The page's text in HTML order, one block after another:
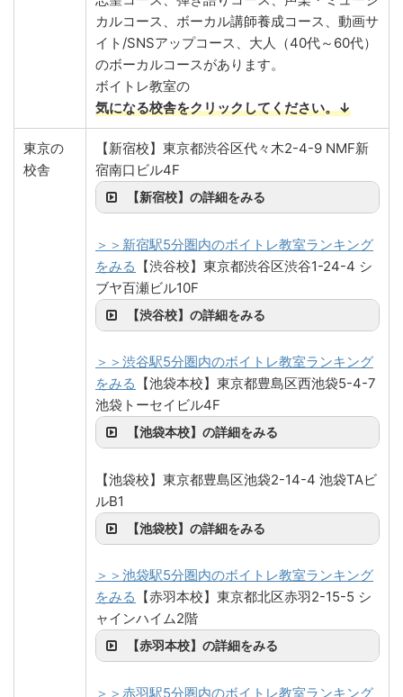
カルコース、ボーカル講師養成コース、動画サ
イト/SNSアップコース、大人（40代～60代）
のボーカルコースがあります。
ボイトレ教室の
気になる校舎をクリックしてください。↓
東京の
校舎
【新宿校】東京都渋谷区代々木2-4-9 NMF新
宿南口ビル4F
【新宿校】の詳細をみる
＞＞新宿駅5分圏内のボイトレ教室ランキング
をみる 【渋谷校】東京都渋谷区渋谷1-24-4 シ
ブヤ百瀬ビル10F
【渋谷校】の詳細をみる
＞＞渋谷駅5分圏内のボイトレ教室ランキング
をみる
【池袋本校】東京都豊島区西池袋5-4-7
池袋トーセイビル4F
【池袋本校】の詳細をみる
【池袋校】東京都豊島区池袋2-14-4 池袋TAビ
ルB1
【池袋校】の詳細をみる
＞＞池袋駅5分圏内のボイトレ教室ランキング
をみる
【赤羽本校】東京都北区赤羽2-15-5 シ
ャインハイム2階
【赤羽本校】の詳細をみる
＞＞赤羽駅5分圏内のボイトレ教室ランキング